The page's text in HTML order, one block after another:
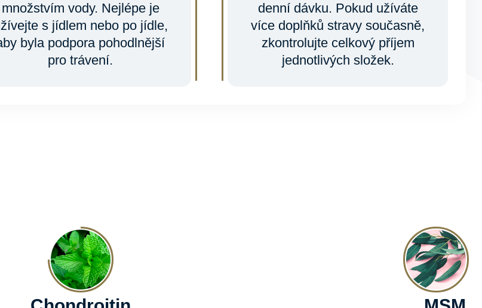
množstvím vody. Nejlépe je
s jídlem nebo po jídle,
byla podpora pohodlnější
pro trávení.
denní dávku. Pokud užíváte
více doplňků stravy současně,
zkontrolujte celkový příjem
jednotlivých složek.